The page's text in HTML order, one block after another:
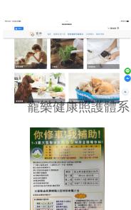
寵樂健康照護體系